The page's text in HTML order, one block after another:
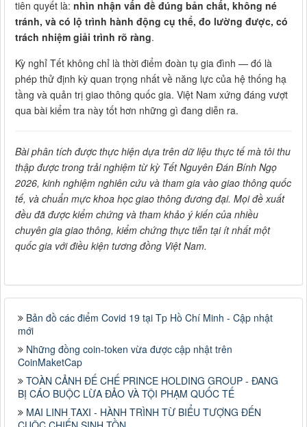
tiên quyết là: nhìn nhận vấn đề đúng bản chất, không né
tránh, và có lộ trình hành động cụ thể, đo lường được, có
trách nhiệm giải trình rõ ràng.
Kỳ nghỉ Tết không chỉ là thời điểm đoàn tụ gia đình — đó là
phép thử định kỳ quan trọng nhất về năng lực của hệ thống hạ
tầng và quản trị giao thông quốc gia. Việt Nam xứng đáng vượt
qua bài kiểm tra này tốt hơn những gì đang diễn ra.
Bài phân tích được thực hiện dựa trên dữ liệu thực tế mà tôi thu
thập được trong trải nghiệm từ kỳ Tết Nguyên Đán Bính Ngọ
2026, kinh nghiệm nghiên cứu và tham gia vào giao thông quốc
tế, và chuẩn mực khoa học giao thông đương đại. Mọi đề xuất
đều đã được kiểm chứng và tham khảo ý kiến của nhiều
chuyên gia giao thông, kiểm chứng thực tiễn tại ít nhất một
quốc gia với điều kiện tương đồng Việt Nam.
Bản đồ các điểm Covid 19 tại Tp Hồ Chí Minh - Cập nhật
mới
Những đồng coin-token vừa được cập nhật trên
CoinMaketCap
TOÀN CẢNH ĐẾ CHẾ PRINCE HOLDING GROUP - ĐANG
BỊ CÁO BUỘC LỪA ĐẢO VÀ TỘI PHẠM QUỐC TẾ
MAI LINH TAXI - HÀNH TRÌNH TỪ BIỂU TƯỢNG ĐẾN